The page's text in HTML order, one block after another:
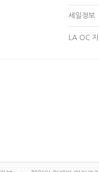
세일정보
LA OC